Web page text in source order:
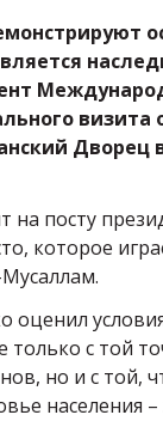
посту
которое
оценил
с той
но и с той,
населения